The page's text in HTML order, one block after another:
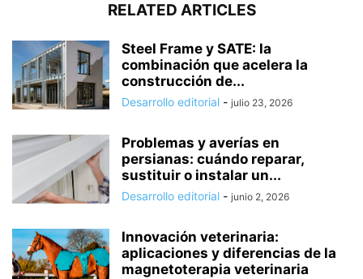
RELATED ARTICLES
Steel Frame y SATE: la
combinación que acelera la
construcción de...
Desarrollo editorial - julio 23, 2026
Problemas y averías en
persianas: cuándo reparar,
sustituir o instalar un...
Desarrollo editorial - junio 2, 2026
Innovación veterinaria:
aplicaciones y diferencias de la
magnetoterapia veterinaria